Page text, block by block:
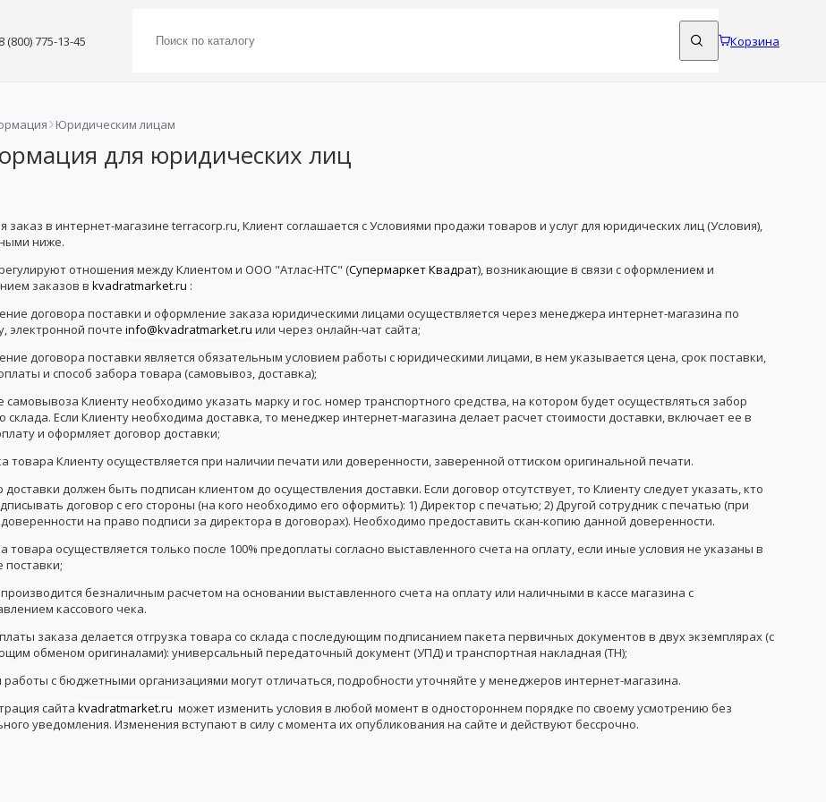
8 (800) 775-13-45 Корзина
Юридическим лицам
для юридических лиц
заказ в интернет-магазине terracorp.ru, Клиент соглашается с Условиями продажи товаров и услуг для юридических лиц (Условия),
ниже.
отношения между Клиентом и ООО "Атлас-НТС" (Супермаркет Квадрат), возникающие в связи с оформлением и
заказов в kvadratmarket.ru :
договора поставки и оформление заказа юридическими лицами осуществляется через менеджера интернет-магазина по
электронной почте info@kvadratmarket.ru или через онлайн-чат сайта;
договора поставки является обязательным условием работы с юридическими лицами, в нем указывается цена, срок поставки,
и способ забора товара (самовывоз, доставка);
самовывоза Клиенту необходимо указать марку и гос. номер транспортного средства, на котором будет осуществляться забор
склада. Если Клиенту необходима доставка, то менеджер интернет-магазина делает расчет стоимости доставки, включает ее в
и оформляет договор доставки;
товара Клиенту осуществляется при наличии печати или доверенности, заверенной оттиском оригинальной печати.
доставки должен быть подписан клиентом до осуществления доставки. Если договор отсутствует, то Клиенту следует указать, кто
договор с его стороны (на кого необходимо его оформить): 1) Директор с печатью; 2) Другой сотрудник с печатью (при
на право подписи за директора в договорах). Необходимо предоставить скан-копию данной доверенности.
товара осуществляется только после 100% предоплаты согласно выставленного счета на оплату, если иные условия не указаны в
поставки;
безналичным расчетом на основании выставленного счета на оплату или наличными в кассе магазина с
кассового чека.
заказа делается отгрузка товара со склада с последующим подписанием пакета первичных документов в двух экземплярах (с
обменом оригиналами): универсальный передаточный документ (УПД) и транспортная накладная (ТН);
работы с бюджетными организациями могут отличаться, подробности уточняйте у менеджеров интернет-магазина.
сайта kvadratmarket.ru может изменить условия в любой момент в одностороннем порядке по своему усмотрению без
уведомления. Изменения вступают в силу с момента их опубликования на сайте и действуют бессрочно.